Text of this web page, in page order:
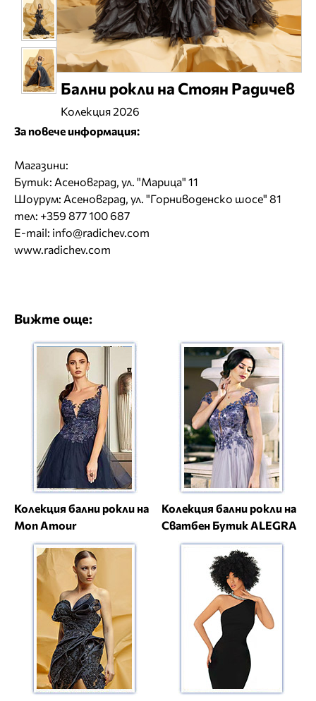
Бални рокли на Стоян Радичев
Колекция 2026
За повече информация:
Магазини:
Бутик: Асеновград, ул. "Марица" 11
Шоурум: Асеновград, ул. "Горниводенско шосе" 81
тел: +359 877 100 687
E-mail: info@radichev.com
www.radichev.com
Вижте още:
Колекция бални рокли на
Mon Amour
Колекция бални рокли на
Сватбен Бутик ALEGRA